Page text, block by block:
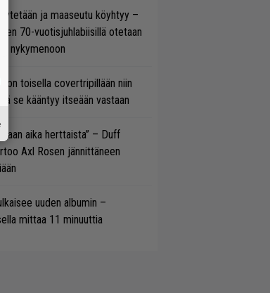
ja maaseutu köyhtyy –
70-vuotisjuhlabiisillä otetaan
nykymenoon
on toisella covertripillään niin
se kääntyy itseään vastaan
aika herttaista” – Duff
Axl Rosen jännittäneen
uuden albumin –
mittaa 11 minuuttia